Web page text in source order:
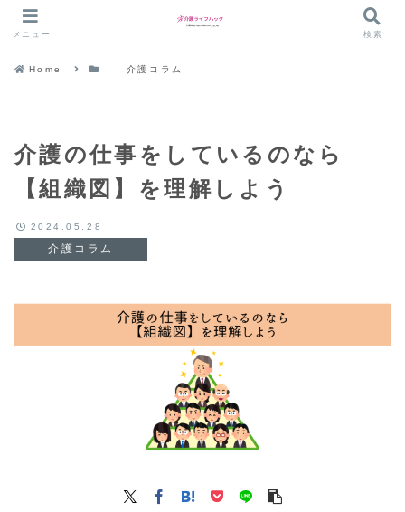
Home 介護コラム
介護の仕事をしているのなら
【組織図】を理解しよう
介護コラム
2024.05.28
メニュー 検索